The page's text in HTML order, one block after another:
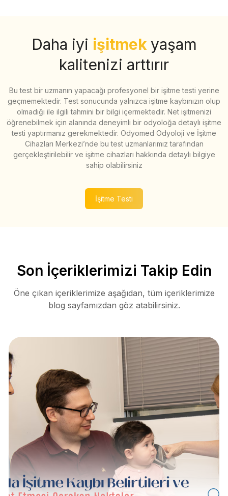
Daha iyi işitmek yaşam
kalitenizi arttırır
Bu test bir uzmanın yapacağı profesyonel bir işitme testi yerine
geçmemektedir. Test sonucunda yalnızca işitme kaybınızın olup
olmadığı ile ilgili tahmini bir bilgi içermektedir. Net işitmenizi
öğrenebilmek için alanında deneyimli bir odyoloğa detaylı işitme
testi yaptırmanız gerekmektedir. Odyomed Odyoloji ve İşitme
Cihazları Merkezi’nde bu test uzmanlarımız tarafından
gerçekleştirilebilir ve işitme cihazları hakkında detaylı bilgiye
sahip olabilirsiniz
İşitme Testi
Son İçeriklerimizi Takip Edin
Öne çıkan içeriklerimize aşağıdan, tüm içeriklerimize
blog sayfamızdan göz atabilirsiniz.